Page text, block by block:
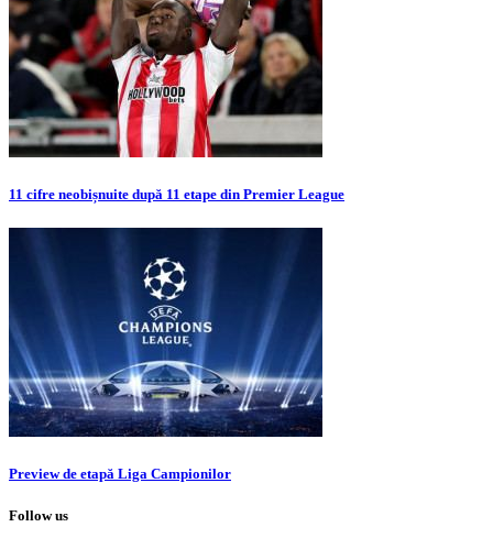
11 cifre neobișnuite după 11 etape din Premier League
Preview de etapă Liga Campionilor
Follow us